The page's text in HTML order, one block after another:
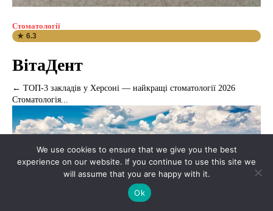
Стоматології
★ 6.3
ВітаДент
← ТОП-3 закладів у Херсоні — найкращі стоматології 2026
Стоматологія...
We use cookies to ensure that we give you the best
experience on our website. If you continue to use this site we
will assume that you are happy with it.
Ok